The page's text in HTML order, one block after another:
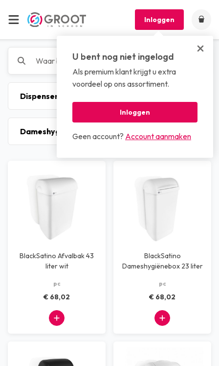
Inloggen
U bent nog niet ingelogd
Als premium klant krijgt u extra
voordeel op ons assortiment.
Inloggen
Geen account? Account aanmaken
BlackSatino Afvalbak 43
liter wit
pc
€ 68,02
BlackSatino
Dameshygiënebox 23 liter
pc
€ 68,02